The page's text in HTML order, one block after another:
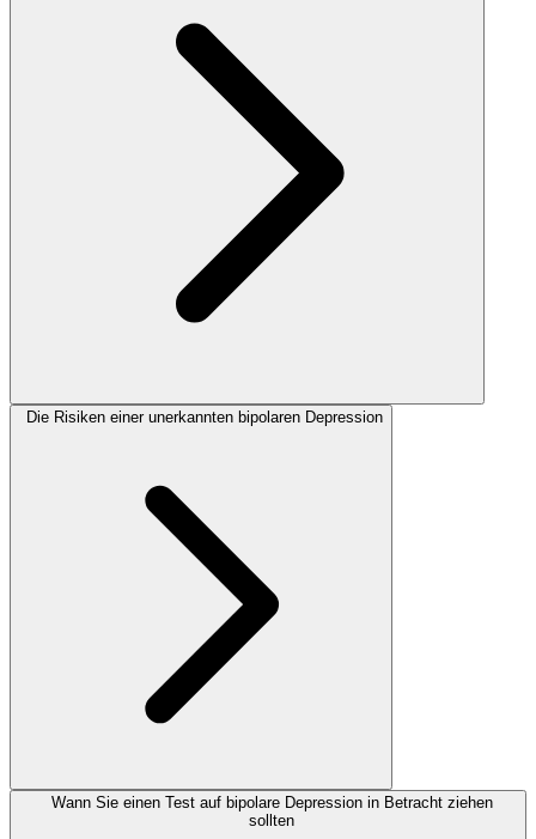
Die Risiken einer unerkannten bipolaren Depression
Wann Sie einen Test auf bipolare Depression in Betracht ziehen
sollten